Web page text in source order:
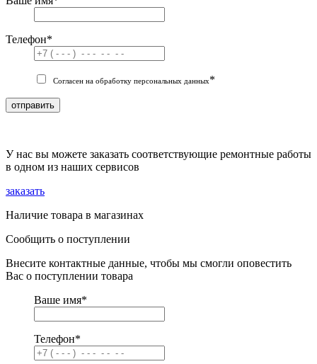
Телефон*
Согласен на обработку персональных данных*
отправить
У нас вы можете заказать соответствующие ремонтные работы
в одном из наших сервисов
заказать
Наличие товара в магазинах
Сообщить о поступлении
Внесите контактные данные, чтобы мы смогли оповестить
Вас о поступлении товара
Ваше имя*
Телефон*